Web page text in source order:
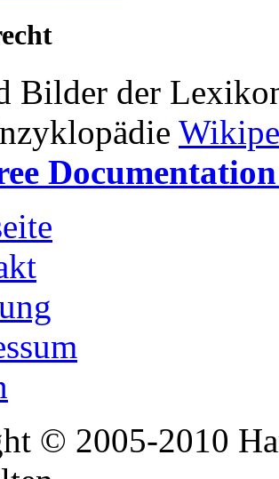
Bilder der
© 2005-2010